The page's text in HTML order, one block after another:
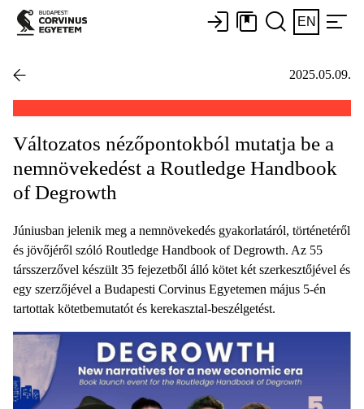
EN
2025.05.09.
Változatos nézőpontokból mutatja be a
nemnövekedést a Routledge Handbook
of Degrowth
Júniusban jelenik meg a nemnövekedés gyakorlatáról, történetéről
és jövőjéről szóló Routledge Handbook of Degrowth. Az 55
társszerzővel készült 35 fejezetből álló kötet két szerkesztőjével és
egy szerzőjével a Budapesti Corvinus Egyetemen május 5-én
tartottak kötetbemutatót és kerekasztal-beszélgetést.